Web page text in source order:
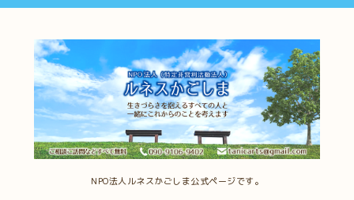
NPO法人ルネスかごしま公式ページです。